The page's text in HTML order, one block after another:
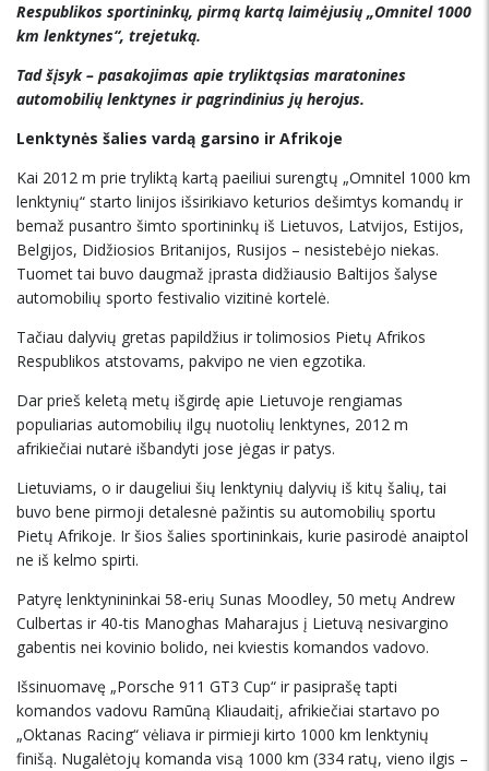
Respublikos sportininkų, pirmą kartą laimėjusių „Omnitel 1000
km lenktynes“, trejetuką.
Tad šįsyk – pasakojimas apie tryliktąsias maratonines
automobilių lenktynes ir pagrindinius jų herojus.
Lenktynės šalies vardą garsino ir Afrikoje
Kai 2012 m prie tryliktą kartą paeiliui surengtų „Omnitel 1000 km
lenktynių“ starto linijos išsirikiavo keturios dešimtys komandų ir
bemaž pusantro šimto sportininkų iš Lietuvos, Latvijos, Estijos,
Belgijos, Didžiosios Britanijos, Rusijos – nesistebėjo niekas.
Tuomet tai buvo daugmaž įprasta didžiausio Baltijos šalyse
automobilių sporto festivalio vizitinė kortelė.
Tačiau dalyvių gretas papildžius ir tolimosios Pietų Afrikos
Respublikos atstovams, pakvipo ne vien egzotika.
Dar prieš keletą metų išgirdę apie Lietuvoje rengiamas
populiarias automobilių ilgų nuotolių lenktynes, 2012 m
afrikiečiai nutarė išbandyti jose jėgas ir patys.
Lietuviams, o ir daugeliui šių lenktynių dalyvių iš kitų šalių, tai
buvo bene pirmoji detalesnė pažintis su automobilių sportu
Pietų Afrikoje. Ir šios šalies sportininkais, kurie pasirodė anaiptol
ne iš kelmo spirti.
Patyrę lenktynininkai 58-erių Sunas Moodley, 50 metų Andrew
Culbertas ir 40-tis Manoghas Maharajus į Lietuvą nesivargino
gabentis nei kovinio bolido, nei kviestis komandos vadovo.
Išsinuomavę „Porsche 911 GT3 Cup“ ir pasiprašę tapti
komandos vadovu Ramūną Kliaudaitį, afrikiečiai startavo po
„Oktanas Racing“ vėliava ir pirmieji kirto 1000 km lenktynių
finišą. Nugalėtojų komanda visą 1000 km (334 ratų, vieno ilgis –